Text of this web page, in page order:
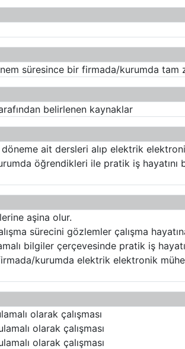
süresince bir firmada/kurumda
belirlenen kaynaklar
ait dersleri alıp elektrik
öğrendikleri ile pratik iş hayatını
aşina olur.
sürecini gözlemler çalışma
bilgiler çerçevesinde pratik iş
kurumda elektrik elektronik
olarak çalışması
olarak çalışması
olarak çalışması